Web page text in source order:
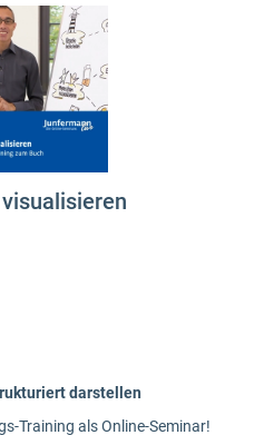
darstellen
Training als Online-Seminar!